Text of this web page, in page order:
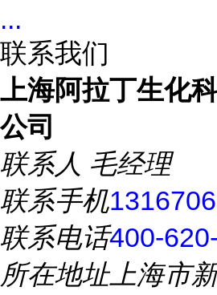
...
联系我们
上海阿拉丁生化
公司
联系人 毛经理
联系手机
联系电话400-
所在地址上海市